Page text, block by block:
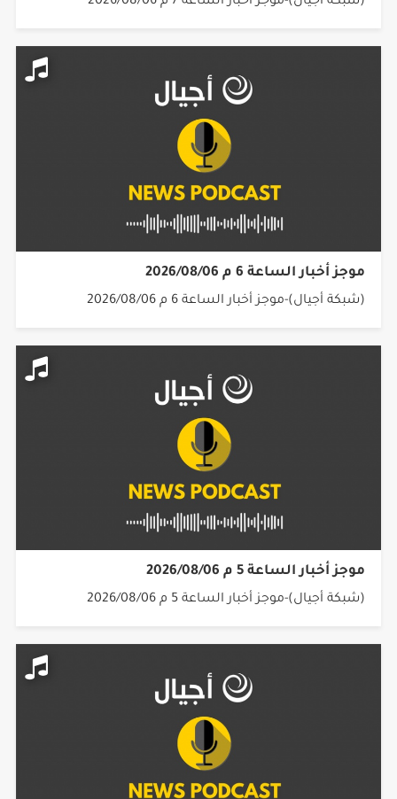
موجز أخبار الساعة 6 م 2026/08/06
(شبكة أجيال)-موجز أخبار الساعة 6 م 2026/08/06
موجز أخبار الساعة 5 م 2026/08/06
(شبكة أجيال)-موجز أخبار الساعة 5 م 2026/08/06